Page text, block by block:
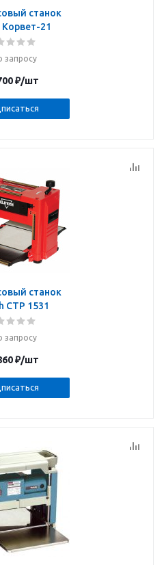
станок
21
запросу
₽/шт
станок
СТР 1531
запросу
₽/шт